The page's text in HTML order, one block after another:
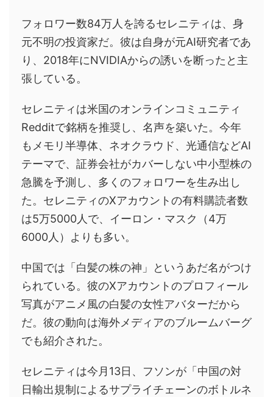
フォロワー数84万人を誇るセレニティは、身
元不明の投資家だ。彼は自身が元AI研究者であ
り、2018年にNVIDIAからの誘いを断ったと主
張している。
セレニティは米国のオンラインコミュニティ
Redditで銘柄を推奨し、名声を築いた。今年
もメモリ半導体、ネオクラウド、光通信などAI
テーマで、証券会社がカバーしない中小型株の
急騰を予測し、多くのフォロワーを生み出し
た。セレニティのXアカウントの有料購読者数
は5万5000人で、イーロン・マスク（4万
6000人）よりも多い。
中国では「白髪の株の神」というあだ名がつけ
られている。彼のXアカウントのプロフィール
写真がアニメ風の白髪の女性アバターだから
だ。彼の動向は海外メディアのブルームバーグ
でも紹介された。
セレニティは今月13日、フソンが「中国の対
日輸出規制によるサプライチェーンのボトルネ